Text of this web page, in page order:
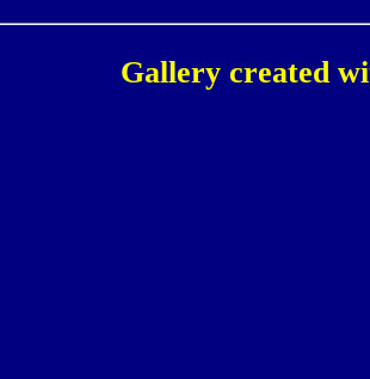
Gallery created